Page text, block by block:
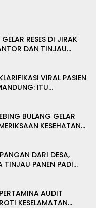
RESES DI JIRAK
DAN TINJAU
3R
VIRAL PASIEN
ITU
BULANG GELAR
KESEHATAN
SUNGAI KERUH
DARI DESA,
TINJAU PANEN PADI
AUDIT
KESELAMATAN